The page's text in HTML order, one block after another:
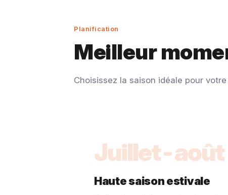
Planification
Meilleur
Choisissez la saison idéale pour
Juillet-août
Haute saison estivale